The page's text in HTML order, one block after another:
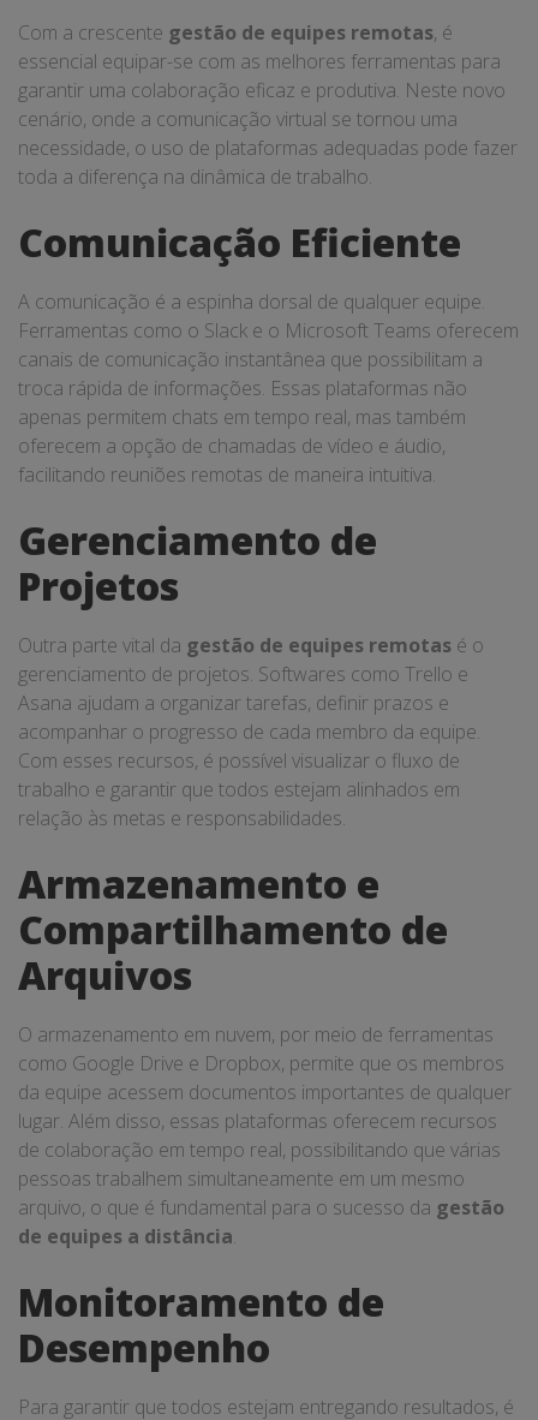
Com a crescente gestão de equipes remotas, é
essencial equipar-se com as melhores ferramentas para
garantir uma colaboração eficaz e produtiva. Neste novo
cenário, onde a comunicação virtual se tornou uma
necessidade, o uso de plataformas adequadas pode fazer
toda a diferença na dinâmica de trabalho.
Comunicação Eficiente
A comunicação é a espinha dorsal de qualquer equipe.
Ferramentas como o Slack e o Microsoft Teams oferecem
canais de comunicação instantânea que possibilitam a
troca rápida de informações. Essas plataformas não
apenas permitem chats em tempo real, mas também
oferecem a opção de chamadas de vídeo e áudio,
facilitando reuniões remotas de maneira intuitiva.
Gerenciamento de
Projetos
Outra parte vital da gestão de equipes remotas é o
gerenciamento de projetos. Softwares como Trello e
Asana ajudam a organizar tarefas, definir prazos e
acompanhar o progresso de cada membro da equipe.
Com esses recursos, é possível visualizar o fluxo de
trabalho e garantir que todos estejam alinhados em
relação às metas e responsabilidades.
Armazenamento e
Compartilhamento de
Arquivos
O armazenamento em nuvem, por meio de ferramentas
como Google Drive e Dropbox, permite que os membros
da equipe acessem documentos importantes de qualquer
lugar. Além disso, essas plataformas oferecem recursos
de colaboração em tempo real, possibilitando que várias
pessoas trabalhem simultaneamente em um mesmo
arquivo, o que é fundamental para o sucesso da gestão
de equipes a distância.
Monitoramento de
Desempenho
Para garantir que todos estejam entregando resultados, é